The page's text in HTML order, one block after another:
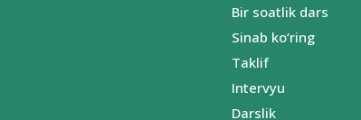
Bir soatlik dars
Sinab ko‘ring
Taklif
Intervyu
Darslik